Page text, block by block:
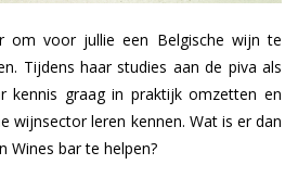
om voor jullie een Belgische wijn te
Tijdens haar studies aan de piva als
kennis graag in praktijk omzetten en
wijnsector leren kennen. Wat is er dan
Wines bar te helpen?